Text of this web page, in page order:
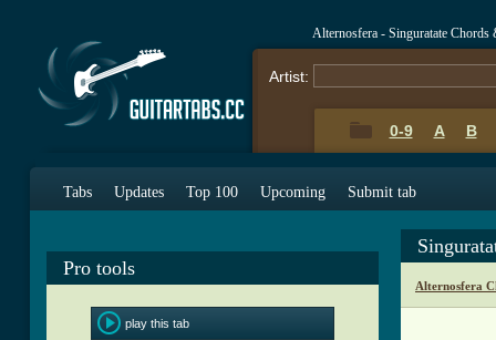
Alternosfera - Singuratate Chords
Artist:
0-9 A B
Tabs Updates Top 100 Upcoming Submit tab
Pro tools
play this tab
Alternosfera